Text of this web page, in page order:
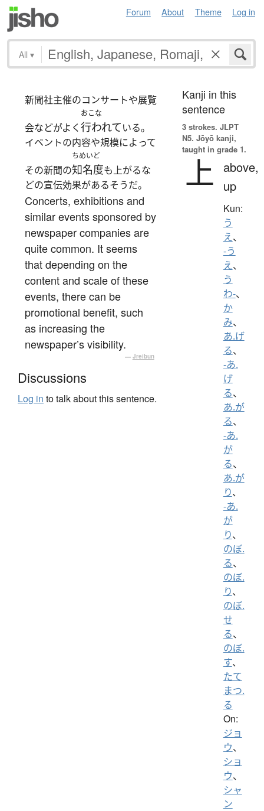
Forum About Theme Log in
All ▾
新聞社主催のコンサートや展覧
会などがよく
おこな
行われている。
イベントの内容や規模によって
その新聞の
ちめいど
知名度も上がるな
どの宣伝効果があるそうだ。
Concerts, exhibitions and
similar events sponsored by
newspaper companies are
quite common. It seems
that depending on the
content and scale of these
events, there can be
promotional benefit, such
as increasing the
newspaper’s visibility.
— Jreibun
Discussions
Log in to talk about this sentence.
Kanji in this
sentence
3 strokes. JLPT
N5. Jōyō kanji,
taught in grade 1.
上
above,
up
Kun:
う
え、
-う
え、
う
わ-、
か
み、
あ.げ
る、
-あ.
げ
る、
あ.が
る、
-あ.
が
る、
あ.が
り、
-あ.
が
り、
のぼ.
る、
のぼ.
り、
のぼ.
せ
る、
のぼ.
す、
たて
まつ.
る
On:
ジョ
ウ、
ショ
ウ、
シャ
ン